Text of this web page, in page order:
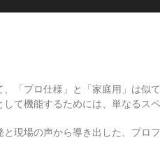
「プロ仕様」と「家庭用」は
して機能するためには、単なるス
現場の声から導き出した、プロ